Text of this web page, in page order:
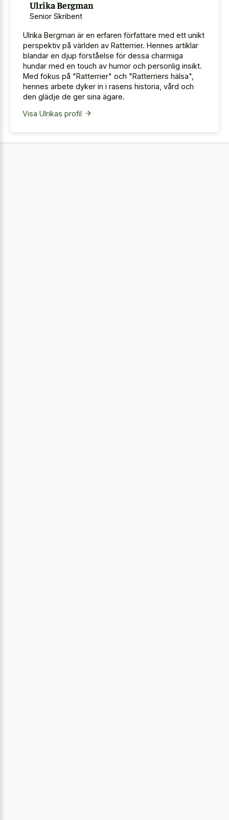
Ulrika Bergman
Senior Skribent
Ulrika Bergman är en erfaren författare med ett unikt
perspektiv på världen av Ratterrier. Hennes artiklar
blandar en djup förståelse för dessa charmiga
hundar med en touch av humor och personlig insikt.
Med fokus på "Ratterrier" och "Ratterriers hälsa",
hennes arbete dyker in i rasens historia, vård och
den glädje de ger sina ägare.
Visa Ulrikas profil